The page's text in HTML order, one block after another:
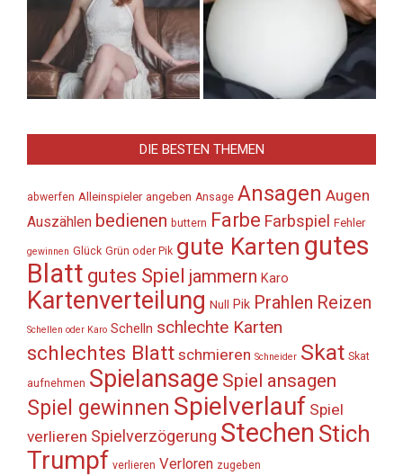
DIE BESTEN THEMEN
abwerfen Alleinspieler angeben Ansage Ansagen Augen
Auszählen bedienen buttern Farbe Farbspiel Fehler
gewinnen Glück Grün oder Pik gute Karten gutes
Blatt gutes Spiel jammern Karo
Kartenverteilung Null Pik Prahlen Reizen
Schellen oder Karo Schelln schlechte Karten
schlechtes Blatt schmieren Schneider Skat Skat
aufnehmen Spielansage Spiel ansagen
Spiel gewinnen Spielverlauf Spiel
verlieren Spielverzögerung Stechen Stich
Trumpf verlieren Verloren zugeben